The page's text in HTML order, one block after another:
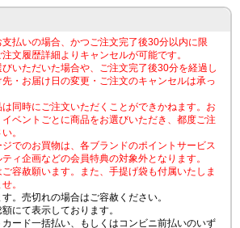
払いの場合、かつご注文完了後30分以内に限
文履歴詳細よりキャンセルが可能です。
いただいた場合や、ご注文完了後30分を経過し
・お届け日の変更・ご注文のキャンセルは承っ
同時にご注文いただくことができかねます。お
ベントごとに商品をお選びいただき、都度ご注
。
でのお買物は、各ブランドのポイントサービス
ィ企画などの会員特典の対象外となります。
容赦願います。また、手提げ袋も付属いたしま
。
。売切れの場合はご容赦ください。
にて表示しております。
ード一括払い、もしくはコンビニ前払いのいず